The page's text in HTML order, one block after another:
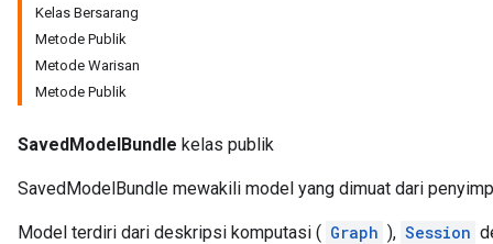
Kelas Bersarang
Metode Publik
Metode Warisan
Metode Publik
SavedModelBundle kelas publik
SavedModelBundle mewakili model yang dimuat dari
Model terdiri dari deskripsi komputasi ( Graph ), Session